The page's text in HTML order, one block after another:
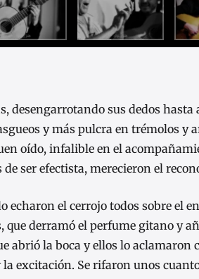
desengarrotando sus dedos
y más pulcra en trémolos y
oído, infalible en el
de ser efectista, merecieron el
echaron el cerrojo todos sobre el
que derramó el perfume gitano y
abrió la boca y ellos lo
excitación. Se rifaron unos